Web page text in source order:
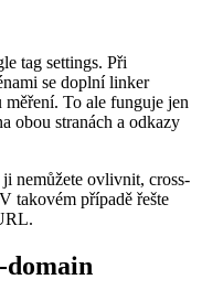
tag settings. Při
se doplní linker
To ale funguje jen
obou stranách a odkazy
nemůžete ovlivnit, cross-
takovém případě řešte
domain